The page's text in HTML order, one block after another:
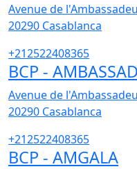
Avenue de
20290 Casablanca
+212522408365
BCP -
Avenue de
20290 Casablanca
+212522408365
BCP - AMGALA